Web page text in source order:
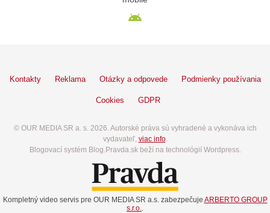
Kontakty Reklama Otázky a odpovede Podmienky používania
Cookies GDPR
© OUR MEDIA SR a. s. 2026. Autorské práva sú vyhradené a vykonáva ich
vydavateľ, viac info.
Blogovací systém Blog.Pravda.sk beží na technológií Wordpress.
Kompletný video servis pre OUR MEDIA SR a.s. zabezpečuje ARBERTO GROUP
s.r.o.